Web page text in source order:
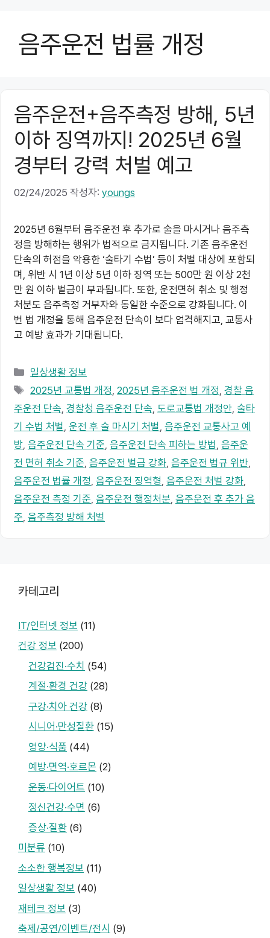
음주운전 법률 개정
음주운전+음주측정 방해, 5년
이하 징역까지! 2025년 6월
경부터 강력 처벌 예고
02/24/2025 작성자: youngs
2025년 6월부터 음주운전 후 추가로 술을 마시거나 음주측
정을 방해하는 행위가 법적으로 금지됩니다. 기존 음주운전
단속의 허점을 악용한 ‘술타기 수법’ 등이 처벌 대상에 포함되
며, 위반 시 1년 이상 5년 이하 징역 또는 500만 원 이상 2천
만 원 이하 벌금이 부과됩니다. 또한, 운전면허 취소 및 행정
처분도 음주측정 거부자와 동일한 수준으로 강화됩니다. 이
번 법 개정을 통해 음주운전 단속이 보다 엄격해지고, 교통사
고 예방 효과가 기대됩니다.
카
테
리
일상생활 정보
태
그
2025년 교통법 개정 ,2025년 음주운전 법 개정 ,경찰 음
주운전 단속 경찰청 음주운전 단속 도로교통법 개정안 술타
기 수법 처벌 운전 후 술 마시기 처벌 음주운전 교통사고 예
방 음주운전 단속 기준 음주운전 단속 피하는 방법 음주운
전 면허 취소 기준 음주운전 벌금 강화 음주운전 법규 위반
음주운전 법률 개정 음주운전 징역형 음주운전 처벌 강화
음주운전 측정 기준 음주운전 행정처분 음주운전 후 추가 음
주 음주측정 방해 처벌
카테고리
IT/인터넷 정보 (11)
건강 정보 (200)
건강검진·수치 (54)
계절·환경 건강 (28)
구강·치아 건강 (8)
시니어·만성질환 (15)
영양·식품 (44)
예방·면역·호르몬 (2)
운동·다이어트 (10)
정신건강·수면 (6)
증상·질환 (6)
미분류 (10)
소소한 행복정보 (11)
일상생활 정보 (40)
재테크 정보 (3)
축제/공연/이벤트/전시 (9)